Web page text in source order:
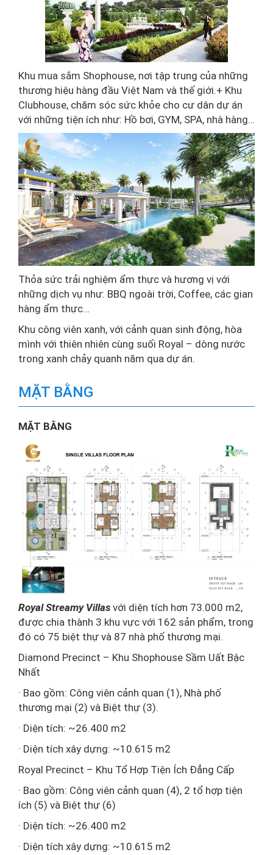
Khu mua sắm Shophouse, nơi tập trung của những
thương hiệu hàng đầu Việt Nam và thế giới.+ Khu
Clubhouse, chăm sóc sức khỏe cho cư dân dự án
với những tiện ích như: Hồ bơi, GYM, SPA, nhà hàng…
Thỏa sức trải nghiệm ẩm thực và hương vị với
những dịch vụ như: BBQ ngoài trời, Coffee, các gian
hàng ẩm thực…
Khu công viên xanh, với cảnh quan sinh động, hòa
mình với thiên nhiên cùng suối Royal – dòng nước
trong xanh chảy quanh năm qua dự án.
MẶT BẰNG
MẶT BẰNG
Royal Streamy Villas với diện tích hơn 73.000 m2,
được chia thành 3 khu vực với 162 sản phẩm, trong
đó có 75 biệt thự và 87 nhà phố thương mại.
Diamond Precinct – Khu Shophouse Sầm Uất Bậc
Nhất
· Bao gồm: Công viên cảnh quan (1), Nhà phố
thương mại (2) và Biệt thự (3).
· Diện tích: ~26.400 m2
· Diện tích xây dựng: ~10.615 m2
Royal Precinct – Khu Tổ Hợp Tiện Ích Đẳng Cấp
· Bao gồm: Công viên cảnh quan (4), 2 tổ hợp tiện
ích (5) và Biệt thự (6)
· Diện tích: ~26.400 m2
· Diện tích xây dựng: ~10.615 m2